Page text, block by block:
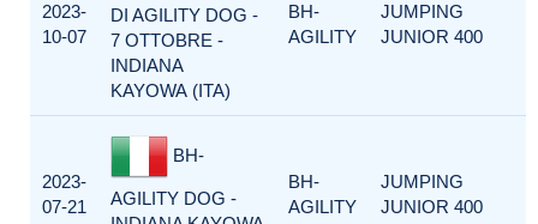
2023-
10-07
DI AGILITY DOG -
7 OTTOBRE -
INDIANA
KAYOWA (ITA)
BH-
AGILITY
JUMPING
JUNIOR 400
2023-
07-21
BH-
AGILITY DOG -
BH-
AGILITY
JUMPING
JUNIOR 400